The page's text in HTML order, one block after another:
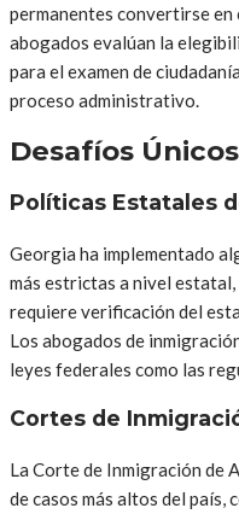
permanentes convertirse en
abogados evalúan la
para el examen de
proceso administrativo.
Desafíos
Políticas Estatales
Georgia ha implementado
más estrictas a nivel
requiere verificación del
Los abogados de
leyes federales como las
Cortes de
La Corte de Inmigración de
de casos más altos del país,